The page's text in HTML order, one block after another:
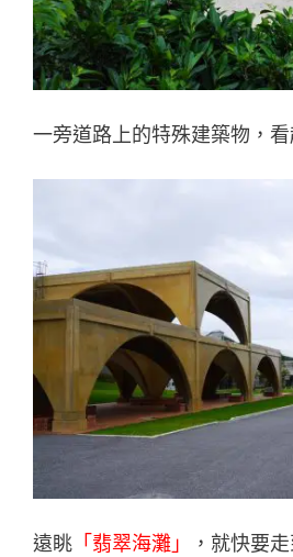
一旁道路上的特殊建築物，看
遠眺 「翡翠海灘」 ，就快要走